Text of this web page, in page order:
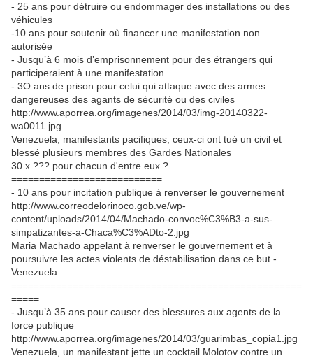
- 25 ans pour détruire ou endommager des installations ou des
véhicules
-10 ans pour soutenir où financer une manifestation non
autorisée
- Jusqu’à 6 mois d’emprisonnement pour des étrangers qui
participeraient à une manifestation
- 3O ans de prison pour celui qui attaque avec des armes
dangereuses des agants de sécurité ou des civiles
http://www.aporrea.org/imagenes/2014/03/img-20140322-
wa0011.jpg
Venezuela, manifestants pacifiques, ceux-ci ont tué un civil et
blessé plusieurs membres des Gardes Nationales
30 x ??? pour chacun d'entre eux ?
===========================
- 10 ans pour incitation publique à renverser le gouvernement
http://www.correodelorinoco.gob.ve/wp-
content/uploads/2014/04/Machado-convoc%C3%B3-a-sus-
simpatizantes-a-Chaca%C3%ADto-2.jpg
Maria Machado appelant à renverser le gouvernement et à
poursuivre les actes violents de déstabilisation dans ce but -
Venezuela
====================================================
=====
- Jusqu’à 35 ans pour causer des blessures aux agents de la
force publique
http://www.aporrea.org/imagenes/2014/03/guarimbas_copia1.jpg
Venezuela, un manifestant jette un cocktail Molotov contre un